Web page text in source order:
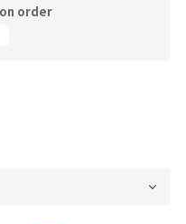
on order